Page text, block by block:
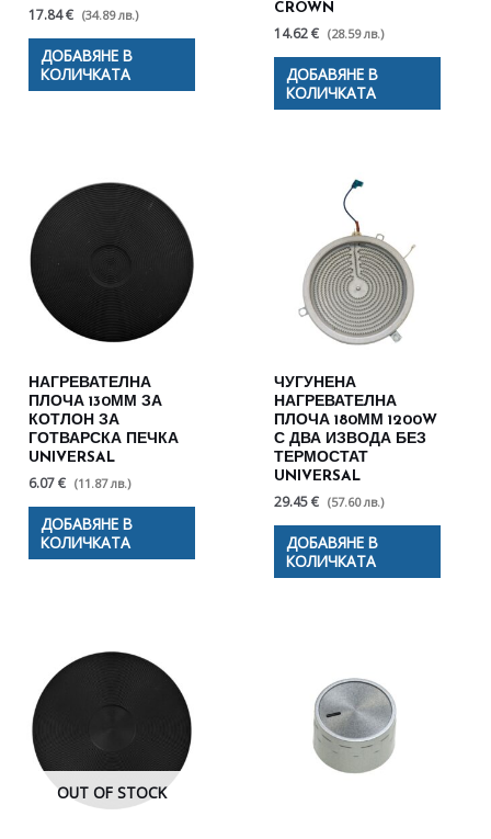
17.84 € (34.89 лв.)
ДОБАВЯНЕ В
КОЛИЧКАТА
CROWN
14.62 € (28.59 лв.)
ДОБАВЯНЕ В
КОЛИЧКАТА
НАГРЕВАТЕЛНА
ПЛОЧА 130ММ ЗА
КОТЛОН ЗА
ГОТВАРСКА ПЕЧКА
UNIVERSAL
6.07 € (11.87 лв.)
ДОБАВЯНЕ В
КОЛИЧКАТА
ЧУГУНЕНА
НАГРЕВАТЕЛНА
ПЛОЧА 180ММ 1200W
С ДВА ИЗВОДА БЕЗ
ТЕРМОСТАТ
UNIVERSAL
29.45 € (57.60 лв.)
ДОБАВЯНЕ В
КОЛИЧКАТА
OUT OF STOCK